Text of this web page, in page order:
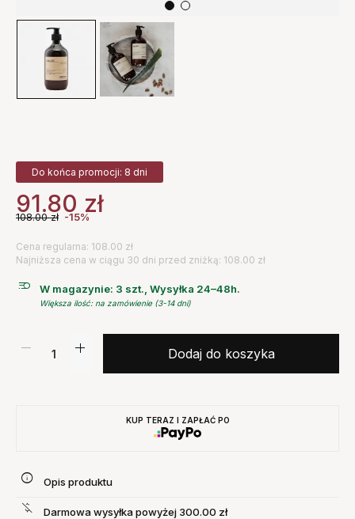
Do końca promocji: 8 dni
91.80 zł
108.00zł -15%
Cena regularna: 108.00 zł
Najniższa cena w ciągu 30 dni przed zniżką: 108.00 zł
W magazynie: 3 szt., Wysyłka 24–48h.
Większa ilość: na zamówienie (3-14 dni)
Dodaj do koszyka
KUP TERAZ I ZAPŁAĆ PO
Opis produktu
Darmowa wysyłka powyżej 300.00 zł